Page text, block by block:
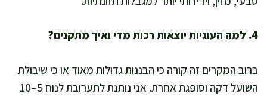
4. למה העוגיות יוצאות רכות מדי ואיך מתקנים?
ברוב המקרים זה קורה כי הבננות גדולות מאוד או כי שיבולת
השועל דקה וסופגת אחרת. אני נותנת לתערובת לנוח 5–10